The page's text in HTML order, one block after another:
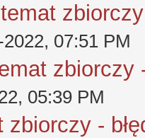
07:51 PM
zbiorczy
05:39 PM
-